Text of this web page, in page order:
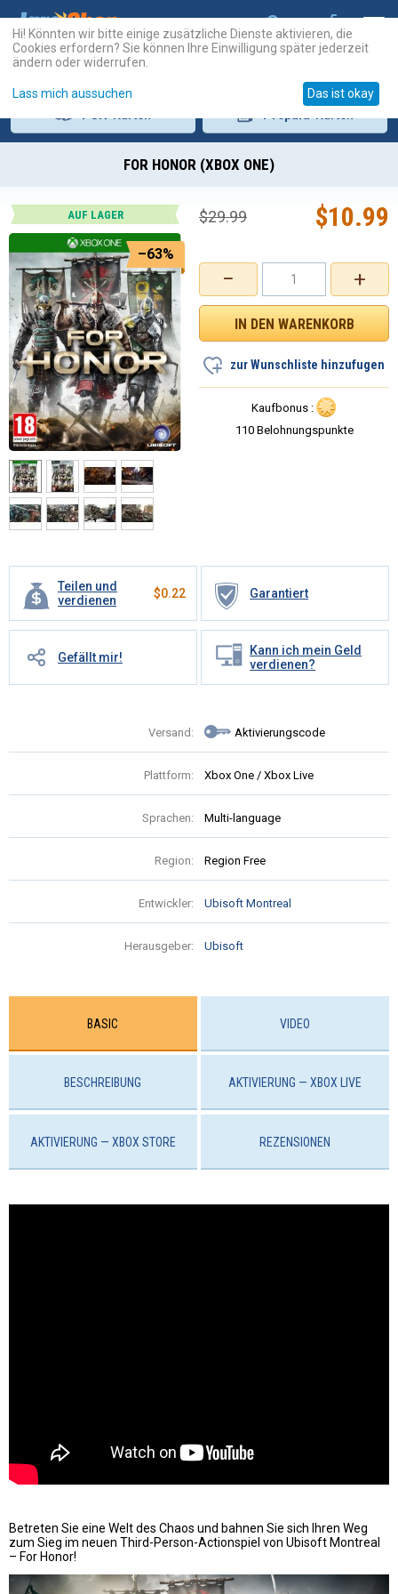
FOR HONOR (XBOX ONE)
AUF LAGER
–63%
Teilen und
verdienen
$0.22 Garantiert
Gefällt mir!
Kann ich mein Geld
verdienen?
Versand: Aktivierungscode
Plattform: Xbox One / Xbox Live
Sprachen: Multi-language
Region: Region Free
Entwickler: Ubisoft Montreal
Herausgeber: Ubisoft
+
−
$10.99
$29.99
zur Wunschliste hinzufugen
Kaufbonus :
110 Belohnungspunkte
BASIC VIDEO
BESCHREIBUNG AKTIVIERUNG — XBOX LIVE
AKTIVIERUNG — ХBOX STORE REZENSIONEN
Betreten Sie eine Welt des Chaos und bahnen Sie sich Ihren Weg
zum Sieg im neuen Third-Person-Actionspiel von Ubisoft Montreal
– For Honor!
Hi! Könnten wir bitte einige zusätzliche Dienste aktivieren, die
Cookies erfordern? Sie können Ihre Einwilligung später jederzeit
ändern oder widerrufen.
Lass mich aussuchen Das ist okay